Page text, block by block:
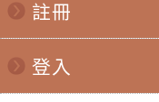
註冊
登入